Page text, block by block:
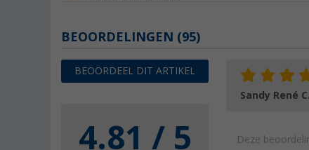
BEOORDELINGEN (95)
BEOORDEEL DIT ARTIKEL
4.81 / 5
Sandy René C.
Deze